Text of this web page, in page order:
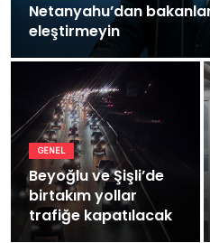
Netanyahu’dan
eleştirmeyin
GENEL
Beyoğlu ve Şişli’de
birtakım yollar
trafiğe kapatılacak